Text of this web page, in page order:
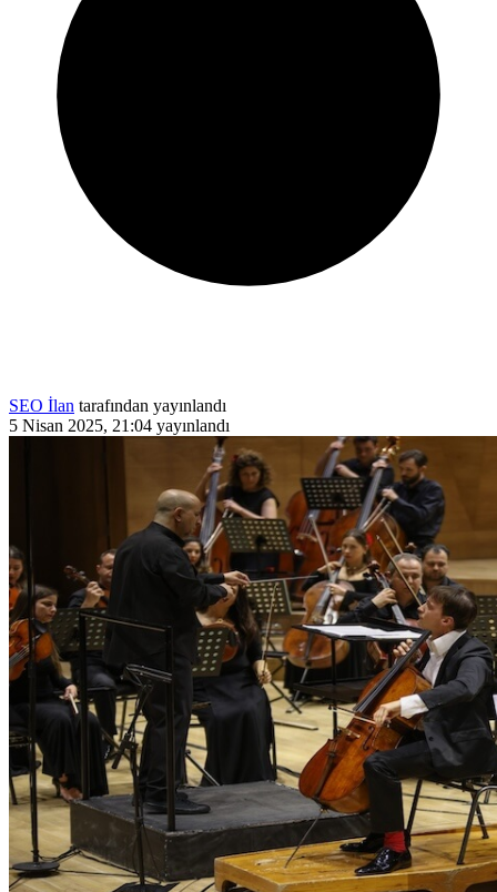
SEO İlan tarafından yayınlandı
5 Nisan 2025, 21:04 yayınlandı